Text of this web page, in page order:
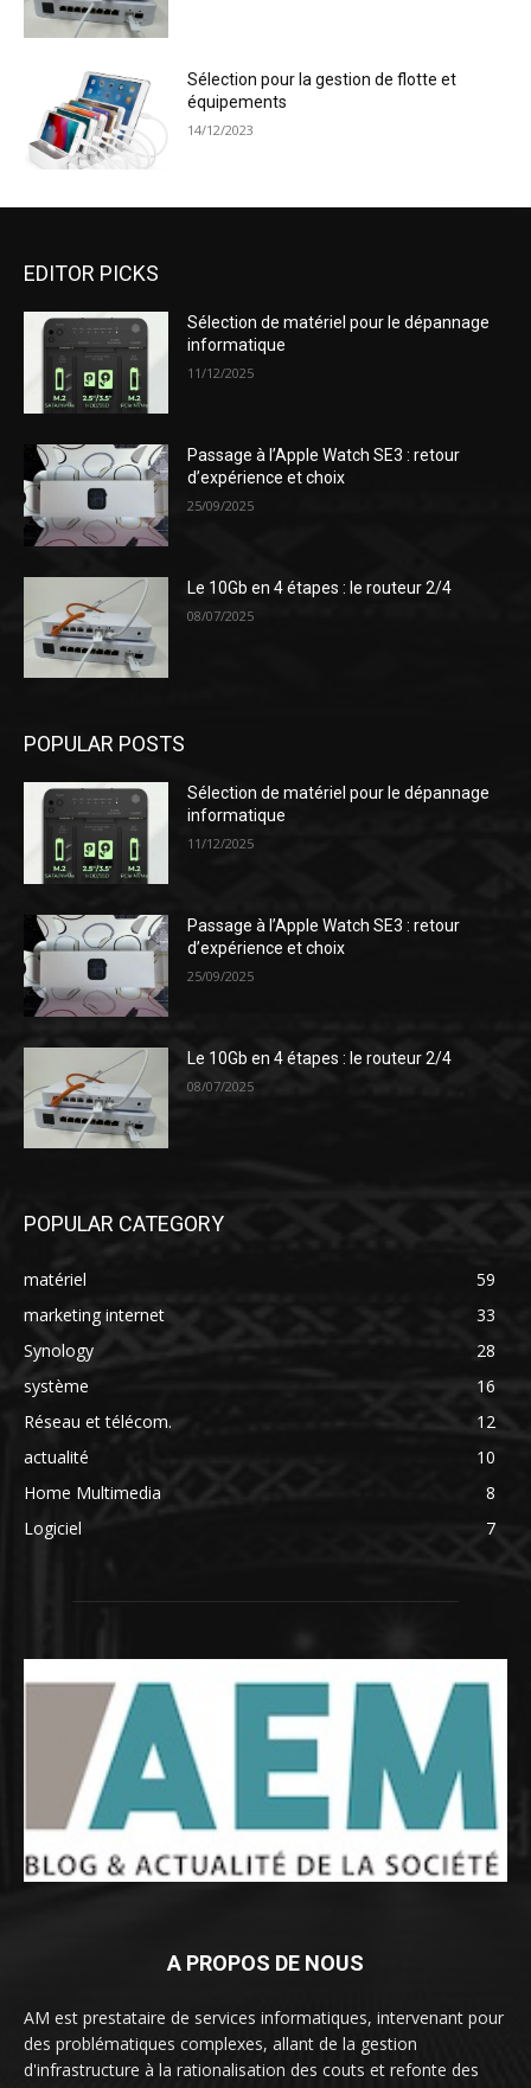
Sélection pour la gestion de flotte et
équipements
14/12/2023
EDITOR PICKS
Sélection de matériel pour le dépannage
informatique
11/12/2025
Passage à l’Apple Watch SE3 : retour
d’expérience et choix
25/09/2025
Le 10Gb en 4 étapes : le routeur 2/4
08/07/2025
POPULAR POSTS
Sélection de matériel pour le dépannage
informatique
11/12/2025
Passage à l’Apple Watch SE3 : retour
d’expérience et choix
25/09/2025
Le 10Gb en 4 étapes : le routeur 2/4
08/07/2025
POPULAR CATEGORY
matériel
59
marketing internet
33
Synology
28
système
16
Réseau et télécom.
12
actualité
10
Home Multimedia
8
Logiciel
7
A PROPOS DE NOUS
AM est prestataire de services informatiques, intervenant pour
des problématiques complexes, allant de la gestion
d'infrastructure à la rationalisation des couts et refonte des